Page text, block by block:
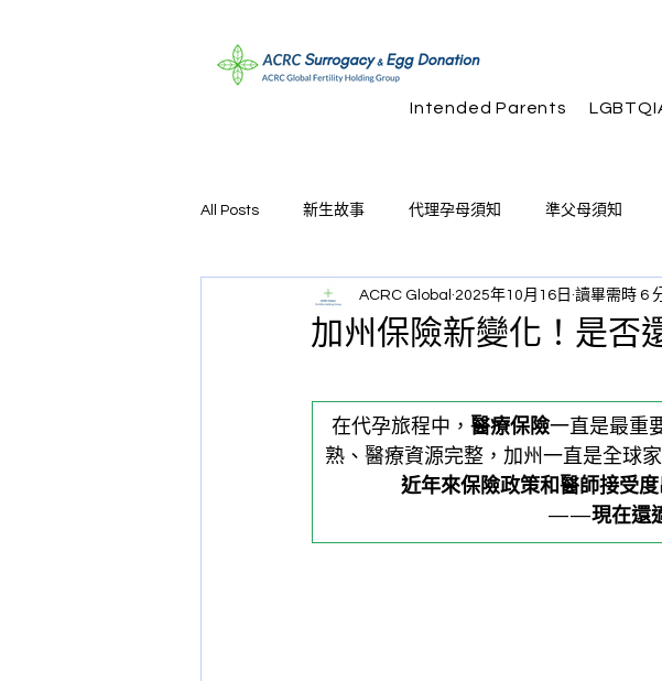
Intended Parents
All Posts 新生故事 代理孕母須知 準父母須知
加州保險新變化！是否
ACRC Global 2025年10月16日 讀畢需時 6
在代孕旅程中， 醫療保險一直是最重
熟、醫療資源完整，加州一直是全球
近年來保險政策和醫師接受
——現在還